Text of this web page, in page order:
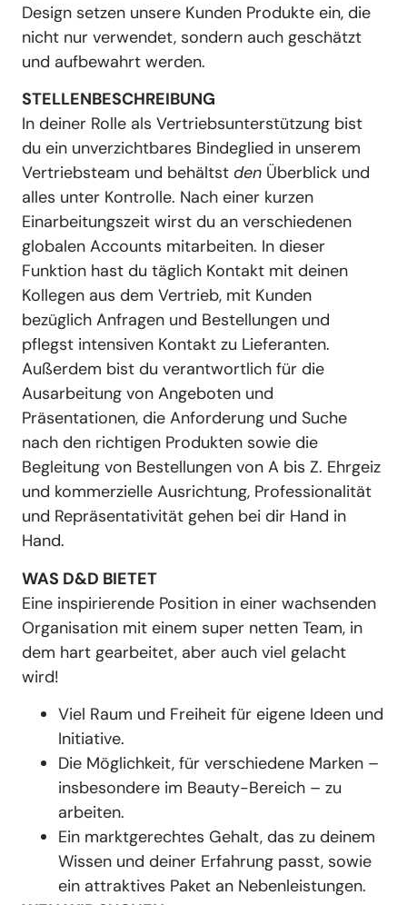
Design setzen unsere Kunden Produkte ein, die
nicht nur verwendet, sondern auch geschätzt
und aufbewahrt werden.
STELLENBESCHREIBUNG
In deiner Rolle als Vertriebsunterstützung bist
du ein unverzichtbares Bindeglied in unserem
Vertriebsteam und behältst den Überblick und
alles unter Kontrolle. Nach einer kurzen
Einarbeitungszeit wirst du an verschiedenen
globalen Accounts mitarbeiten. In dieser
Funktion hast du täglich Kontakt mit deinen
Kollegen aus dem Vertrieb, mit Kunden
bezüglich Anfragen und Bestellungen und
pflegst intensiven Kontakt zu Lieferanten.
Außerdem bist du verantwortlich für die
Ausarbeitung von Angeboten und
Präsentationen, die Anforderung und Suche
nach den richtigen Produkten sowie die
Begleitung von Bestellungen von A bis Z. Ehrgeiz
und kommerzielle Ausrichtung, Professionalität
und Repräsentativität gehen bei dir Hand in
Hand.
WAS D&D BIETET
Eine inspirierende Position in einer wachsenden
Organisation mit einem super netten Team, in
dem hart gearbeitet, aber auch viel gelacht
wird!
Viel Raum und Freiheit für eigene Ideen und
Initiative.
Die Möglichkeit, für verschiedene Marken –
insbesondere im Beauty-Bereich – zu
arbeiten.
Ein marktgerechtes Gehalt, das zu deinem
Wissen und deiner Erfahrung passt, sowie
ein attraktives Paket an Nebenleistungen.